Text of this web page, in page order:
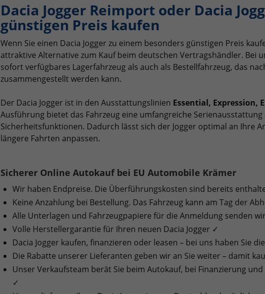
Dacia Jogger Reimport oder Dacia
günstigen Preis kaufen
Wenn Sie einen Dacia Jogger zu einem besonders günstigen Preis
attraktive Alternative zum Kauf beim deutschen Vertragshändler. Bei
sofort verfügbares Lagerfahrzeug als auch als Bestellfahrzeug, das
zusammengestellt werden kann.
Der Dacia Jogger ist in den Ausstattungslinien Essential, Expression,
Ausführung bietet das Fahrzeug eine umfangreiche
Sicherheitsfunktionen. Dadurch lässt sich der Jogger optimal an Ihre
längere Fahrten anpassen.
Sicherer Online Autokauf bei EU Automobile Krämer
Wir haben Endpreise. Die Überführungskosten sind bereits
Keine Anzahlung bei Bestellung. Das Fahrzeug kann am Tag der
Alle Unterlagen und Fahrzeugpapiere für die Anmeldung senden
Volle Herstellergarantie für Ihren neuen Dacia Jogger ✓
Dacia Jogger kaufen, finanzieren oder leasen – bei uns haben Sie
Die Rabatte unserer Lieferanten geben wir an Sie weiter – damit
Unser Verkaufsteam berät Sie beim Autokauf, bei Finanzierung
✓